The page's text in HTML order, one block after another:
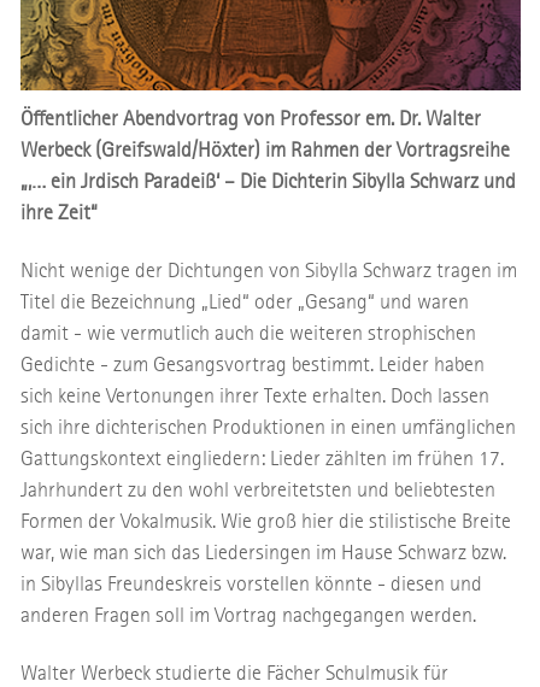
Öffentlicher Abendvortrag von Professor em. Dr. Walter
Werbeck (Greifswald/Höxter) im Rahmen der Vortragsreihe
„‚… ein Jrdisch Paradeiß‘ – Die Dichterin Sibylla Schwarz und
ihre Zeit“
Nicht wenige der Dichtungen von Sibylla Schwarz tragen im
Titel die Bezeichnung „Lied“ oder „Gesang“ und waren
damit - wie vermutlich auch die weiteren strophischen
Gedichte - zum Gesangsvortrag bestimmt. Leider haben
sich keine Vertonungen ihrer Texte erhalten. Doch lassen
sich ihre dichterischen Produktionen in einen umfänglichen
Gattungskontext eingliedern: Lieder zählten im frühen 17.
Jahrhundert zu den wohl verbreitetsten und beliebtesten
Formen der Vokalmusik. Wie groß hier die stilistische Breite
war, wie man sich das Liedersingen im Hause Schwarz bzw.
in Sibyllas Freundeskreis vorstellen könnte - diesen und
anderen Fragen soll im Vortrag nachgegangen werden.
Walter Werbeck studierte die Fächer Schulmusik für